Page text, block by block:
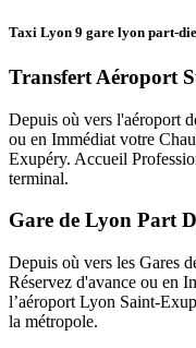
Taxi Lyon 9 gare lyon part-
Transfert Aéroport
Depuis où vers l'aéroport
ou en Immédiat votre
Exupéry. Accueil
terminal.
Gare de Lyon Part
Depuis où vers les Gares
Réservez d'avance ou en
l’aéroport Lyon Saint-
la métropole.